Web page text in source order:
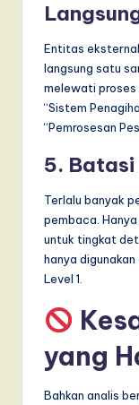
Entitas
langsung satu
melewati proses
“Sistem
“Pemrosesan
5. Batasi
Terlalu banyak
pembaca.
untuk tingkat
hanya
Level 1.
yang
Bahkan analis